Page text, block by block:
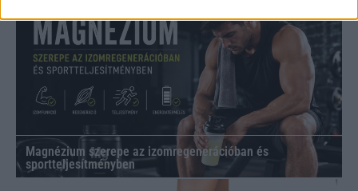
Magnézium szerepe az izomregenerációban és
sportteljesítményben